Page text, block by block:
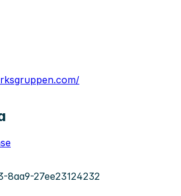
8aa9-27ee23124232